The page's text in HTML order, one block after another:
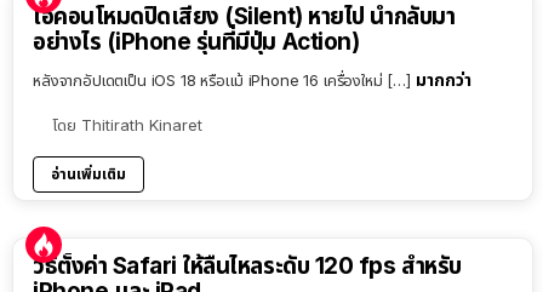
ไอคอนโหมดปิดเสียง (Silent) หายไป นำกลับมา
อย่างไร (iPhone รุ่นที่มีปุ่ม Action)
หลังจากอัปเดตเป็น iOS 18 หรือแม้ iPhone 16 เครื่องใหม่ […] มากกว่า
โดย Thitirath Kinaret
อ่านเพิ่มเติม
วิธีตั้งค่า Safari ให้ลื่นไหลระดับ 120 fps สำหรับ